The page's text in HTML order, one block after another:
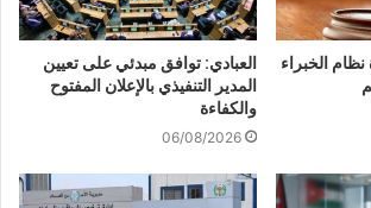
الخبراء
العبادي: توافق مبدئي على تعيين
المدير التنفيذي بالإعلان المفتوح
والكفاءة
06/08/2026